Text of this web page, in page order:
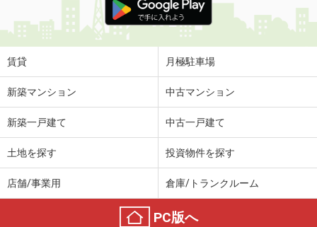
賃貸 月極駐車場
新築マンション 中古マンション
新築一戸建て 中古一戸建て
土地を探す 投資物件を探す
店舗/事業用 倉庫/トランクルーム
PC版へ